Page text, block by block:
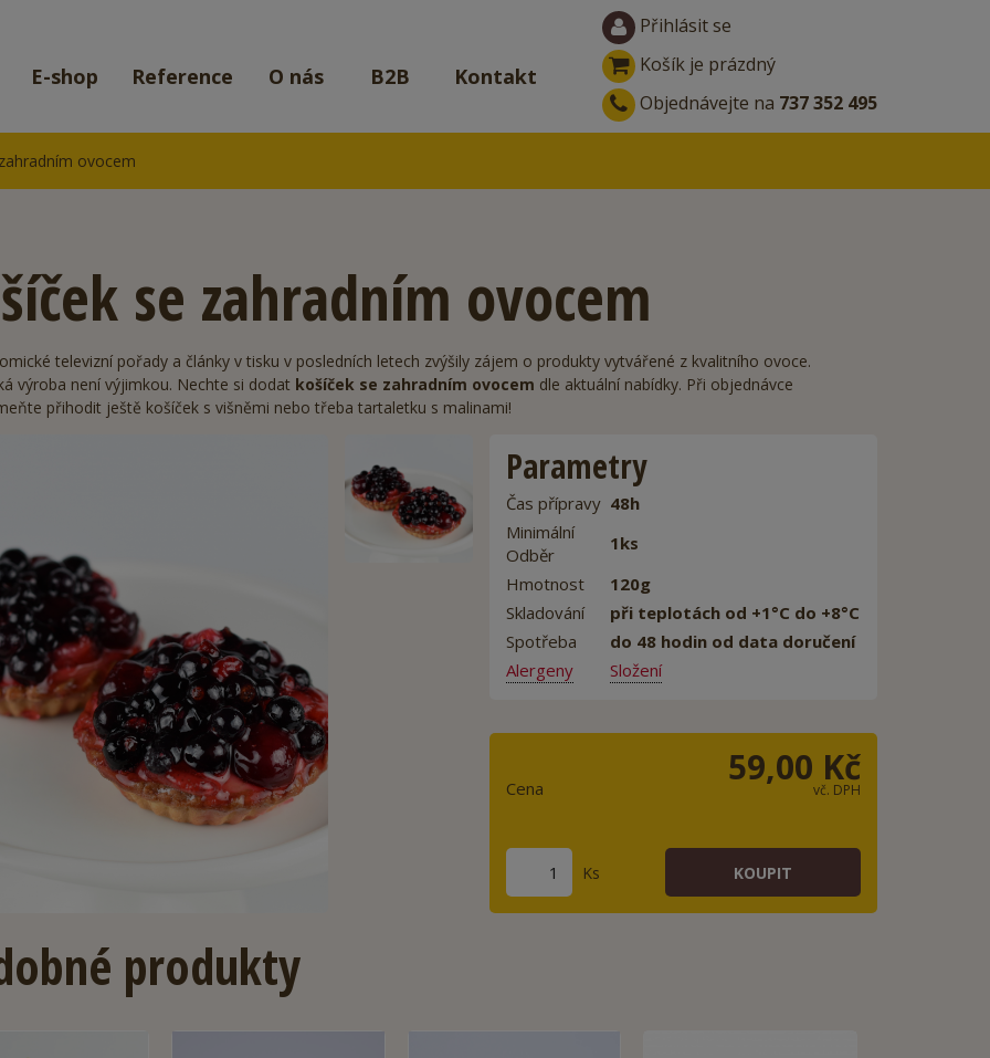
E-shop Reference O nás B2B Kontakt
Přihlásit se
Košík je prázdný
Objednávejte na 737 352 495
ovocem
se zahradním ovocem
televizní pořady a články v tisku v posledních letech zvýšily zájem o produkty vytvářené z kvalitního ovoce.
výroba není výjimkou. Nechte si dodat košíček se zahradním ovocem dle aktuální nabídky. Při objednávce
přihodit ještě košíček s višněmi nebo třeba tartaletku s malinami!
Parametry
Čas přípravy 48h
Minimální
Odběr
1ks
Hmotnost
120g
Skladování
při teplotách od +1°C do +8°C
Spotřeba
do 48 hodin od data doručení
Alergeny
Složení
Cena 59,00 Kč
vč. DPH
Ks
produkty